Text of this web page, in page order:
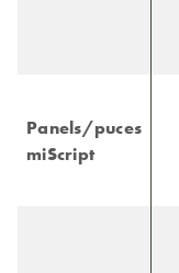
Panels/puces
miScript